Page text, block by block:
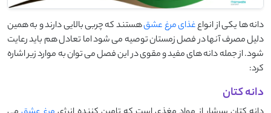
دانه ها یکی از انواعغذای مرغ عشقهستند که چربی بالایی دارند و به همین
دلیل مصرف آنها در فصل زمستان توصیه می شود اما تعادل هم باید رعایت
شود. از جمله دانه های مفید و مقوی در این فصل می توان به موارد زیر اشاره
کرد:
دانه کتان